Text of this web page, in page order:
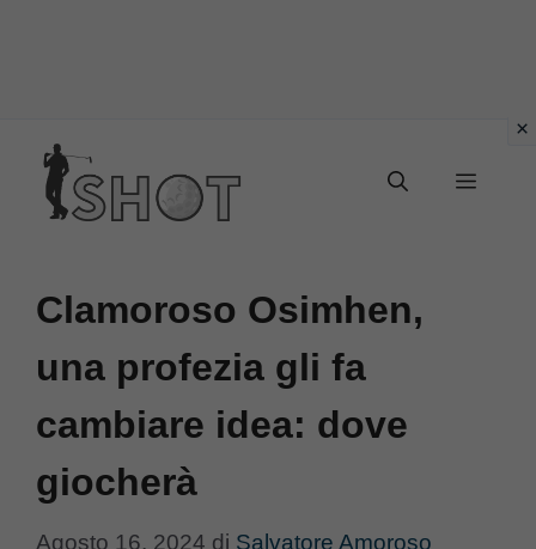
contenuto
Menu
Clamoroso Osimhen,
una profezia gli fa
cambiare idea: dove
giocherà
Agosto 16, 2024 di Salvatore Amoroso